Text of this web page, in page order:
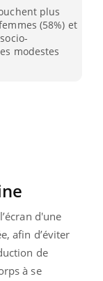
plus
(58%) et
modestes
d'une
afin d’éviter
de
à se